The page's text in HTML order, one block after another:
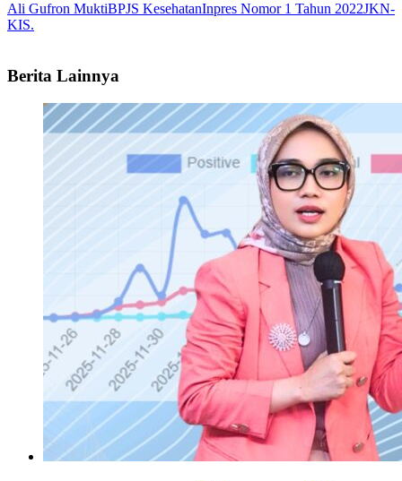
Ali Gufron MuktiBPJS KesehatanInpres Nomor 1 Tahun 2022JKN-
KIS.
Berita Lainnya